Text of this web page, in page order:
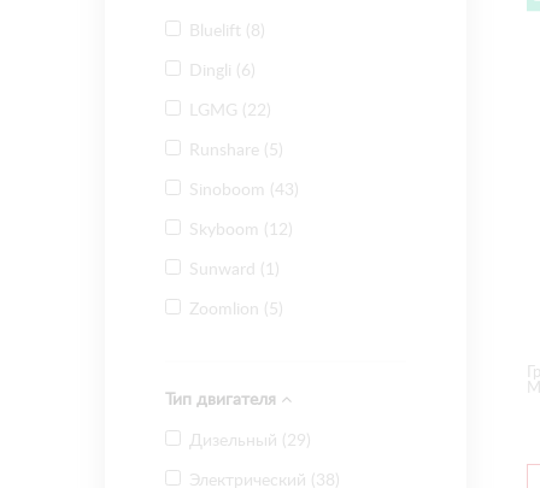
Bluelift (8 )
Dingli (6)
LGMG ( 22)
Runshare ( 5)
Sinoboom (43)
Skyboom ( 12)
Sunward ( )
Zoomlion ( 5)
Тип двигателя
Дизельный ( 29)
Электрический ( 38 )